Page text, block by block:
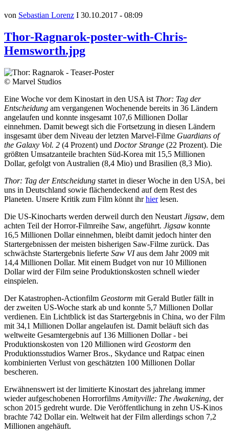
von Sebastian Lorenz I 30.10.2017 - 08:09
Thor-Ragnarok-poster-with-Chris-
Hemsworth.jpg
© Marvel Studios
Eine Woche vor dem Kinostart in den USA ist Thor: Tag der
Entscheidung am vergangenen Wochenende bereits in 36 Ländern
angelaufen und konnte insgesamt 107,6 Millionen Dollar
einnehmen. Damit bewegt sich die Fortsetzung in diesen Ländern
insgesamt über dem Niveau der letzten Marvel-Filme Guardians of
the Galaxy Vol. 2 (4 Prozent) und Doctor Strange (22 Prozent). Die
größten Umsatzanteile brachten Süd-Korea mit 15,5 Millionen
Dollar, gefolgt von Australien (8,4 Mio) und Brasilien (8,3 Mio).
Thor: Tag der Entscheidung startet in dieser Woche in den USA, bei
uns in Deutschland sowie flächendeckend auf dem Rest des
Planeten. Unsere Kritik zum Film könnt ihrhierlesen.
Die US-Kinocharts werden derweil durch den Neustart Jigsaw, dem
achten Teil der Horror-Filmreihe Saw, angeführt. Jigsaw konnte
16,5 Millionen Dollar einnehmen, bleibt damit jedoch hinter den
Startergebnissen der meisten bisherigen Saw-Filme zurück. Das
schwächste Startergebnis lieferte Saw VIaus dem Jahr 2009 mit
14,4 Millionen Dollar. Mit einem Budget von nur 10 Millionen
Dollar wird der Film seine Produktionskosten schnell wieder
einspielen.
Der Katastrophen-Actionfilm Geostorm mit Gerald Butler fällt in
der zweiten US-Woche stark ab und konnte 5,7 Millionen Dollar
verdienen. Ein Lichtblick ist das Startergebnis in China, wo der Film
mit 34,1 Millionen Dollar angelaufen ist. Damit beläuft sich das
weltweite Gesamtergebnis auf 136 Millionen Dollar - bei
Produktionskosten von 120 Millionen wird Geostorm den
Produktionsstudios Warner Bros., Skydance und Ratpac einen
kombinierten Verlust von geschätzten 100 Millionen Dollar
bescheren.
Erwähnenswert ist der limitierte Kinostart des jahrelang immer
wieder aufgeschobenen Horrorfilms Amityville: The Awakening, der
schon 2015 gedreht wurde. Die Veröffentlichung in zehn US-Kinos
brachte 742 Dollar ein. Weltweit hat der Film allerdings schon 7,2
Millionen angehäuft.